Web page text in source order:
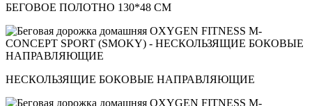
БЕГОВОЕ ПОЛОТНО 130*48 СМ
НЕСКОЛЬЗЯЩИЕ БОКОВЫЕ НАПРАВЛЯЮЩИЕ